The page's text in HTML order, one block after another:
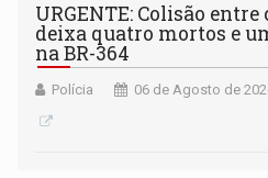
URGENTE: Colisão
deixa quatro mortos e
na BR-364
Polícia 06 de Agosto de